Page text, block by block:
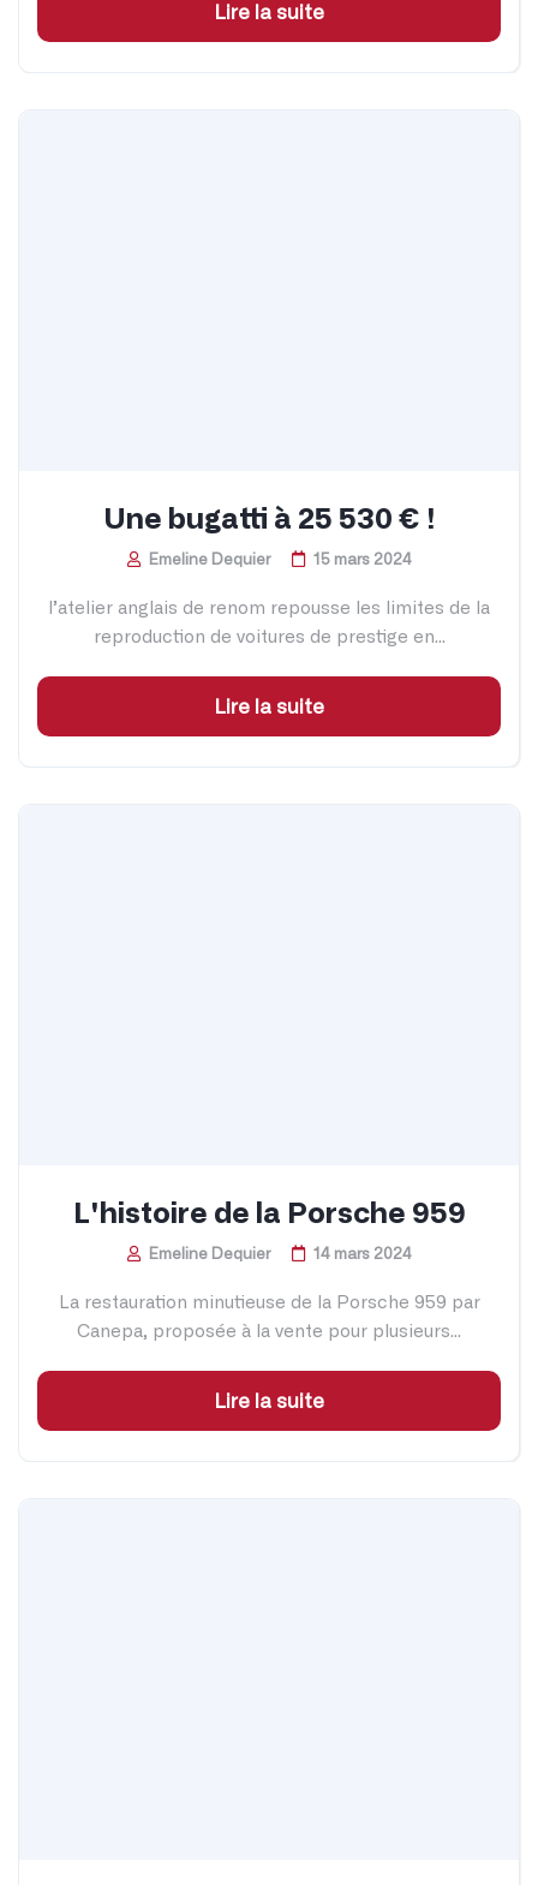
Lire la suite
Une bugatti à 25 530 € !
Emeline Dequier 15 mars 2024
l’atelier anglais de renom repousse les limites de la
reproduction de voitures de prestige en...
Lire la suite
L'histoire de la Porsche 959
Emeline Dequier 14 mars 2024
La restauration minutieuse de la Porsche 959 par
Canepa, proposée à la vente pour plusieurs...
Lire la suite